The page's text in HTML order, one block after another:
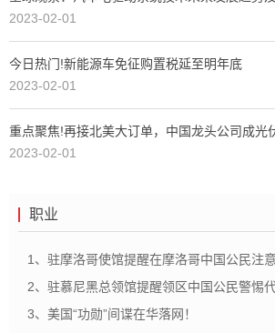
2023-02-01
今日热门!新能源车免征购置税延至明年底
2023-02-01
重点聚焦!再接北美大订单，中国龙头公司成光
2023-02-01
职业
1、驻摩洛哥使馆提醒在摩洛哥中国公民注
2、驻慕尼黑总领馆提醒领区中国公民警惕
3、美国“功勋”间谍在华落网！